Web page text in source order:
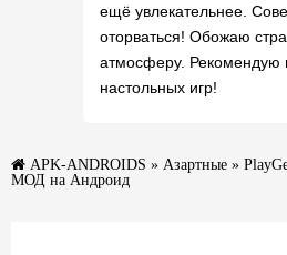
ещё увлекательнее.
оторваться! Обожаю
атмосферу. Рекомендую
настольных игр!
APK-ANDROIDS » Азартные »
МОД на Андроид